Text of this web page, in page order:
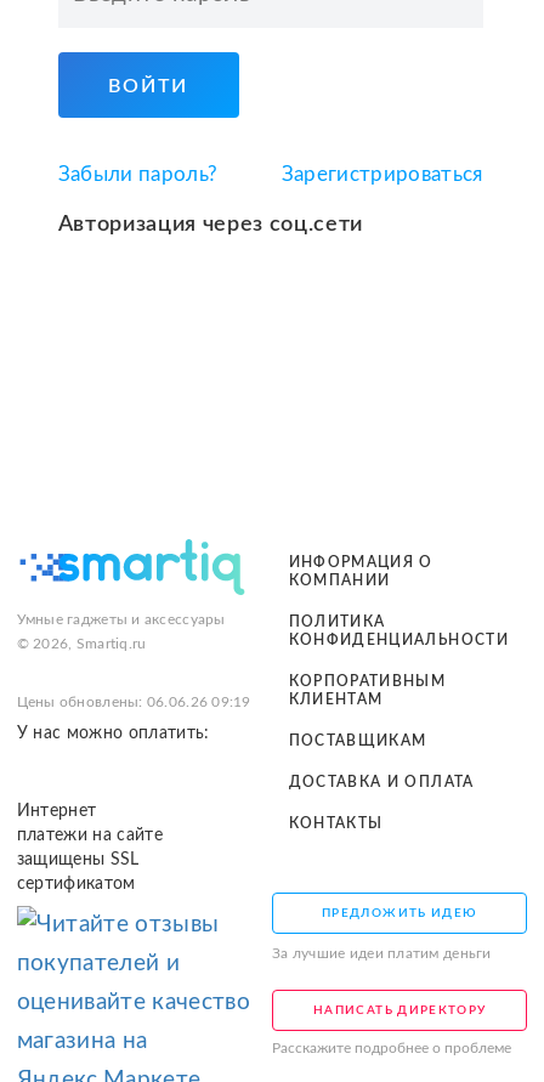
ВОЙТИ
Забыли пароль? Зарегистрироваться
Авторизация через соц.сети
Умные гаджеты и аксессуары
© 2026, Smartiq.ru
Цены обновлены: 06.06.26 09:19
У нас можно оплатить:
Интернет
платежи на сайте
защищены SSL
сертификатом
ИНФОРМАЦИЯ О
КОМПАНИИ
ПОЛИТИКА
КОНФИДЕНЦИАЛЬНОСТИ
КОРПОРАТИВНЫМ
КЛИЕНТАМ
ПОСТАВЩИКАМ
ДОСТАВКА И ОПЛАТА
КОНТАКТЫ
ПРЕДЛОЖИТЬ ИДЕЮ
За лучшие идеи платим деньги
НАПИСАТЬ ДИРЕКТОРУ
Расскажите подробнее о проблеме